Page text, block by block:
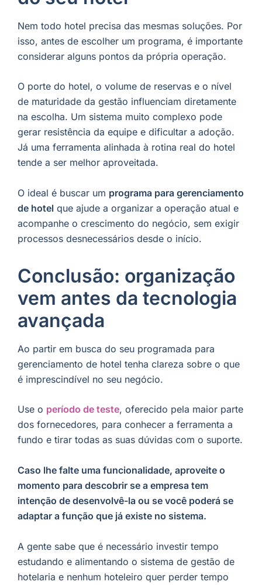
Nem todo hotel precisa das mesmas soluções. Por
isso, antes de escolher um programa, é importante
considerar alguns pontos da própria operação.
O porte do hotel, o volume de reservas e o nível
de maturidade da gestão influenciam diretamente
na escolha. Um sistema muito complexo pode
gerar resistência da equipe e dificultar a adoção.
Já uma ferramenta alinhada à rotina real do hotel
tende a ser melhor aproveitada.
O ideal é buscar um programa para gerenciamento
de hotel que ajude a organizar a operação atual e
acompanhe o crescimento do negócio, sem exigir
processos desnecessários desde o início.
Conclusão: organização
vem antes da tecnologia
avançada
Ao partir em busca do seu programada para
gerenciamento de hotel tenha clareza sobre o que
é imprescindível no seu negócio.
Use o período de teste, oferecido pela maior parte
dos fornecedores, para conhecer a ferramenta a
fundo e tirar todas as suas dúvidas com o suporte.
Caso lhe falte uma funcionalidade, aproveite o
momento para descobrir se a empresa tem
intenção de desenvolvê-la ou se você poderá se
adaptar a função que já existe no sistema.
A gente sabe que é necessário investir tempo
estudando e alimentando o sistema de gestão de
hotelaria e nenhum hoteleiro quer perder tempo